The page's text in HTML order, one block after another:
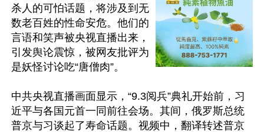
杀人的可怕话题，将涉及到无
数老百姓的性命安危。他们的
言语和笑声被央视直播出来，
引发舆论震惊，被网友批评为
是妖怪讨论吃“唐僧肉”。
中共央视直播画面显示，“9.3阅兵”典礼开始前，习
近平与各国元首一同前往会场。其间，俄罗斯总统
普京与习谈起了寿命话题。视频中，翻译转述普京